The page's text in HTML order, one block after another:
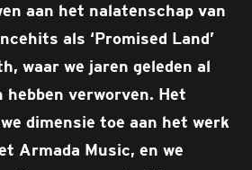
aan het nalatenschap van
als ‘Promised Land’
waar we jaren geleden al
hebben verworven. Het
dimensie toe aan het werk
Armada Music, en we